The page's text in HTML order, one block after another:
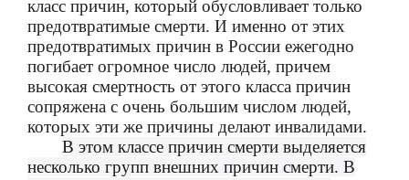
класс причин, который обусловливает только
предотвратимые смерти. И именно от этих
предотвратимых причин в России ежегодно
погибает огромное число людей, причем
высокая смертность от этого класса причин
сопряжена с очень большим числом людей,
которых эти же причины делают инвалидами.
В этом классе причин смерти выделяется
несколько групп внешних причин смерти. В